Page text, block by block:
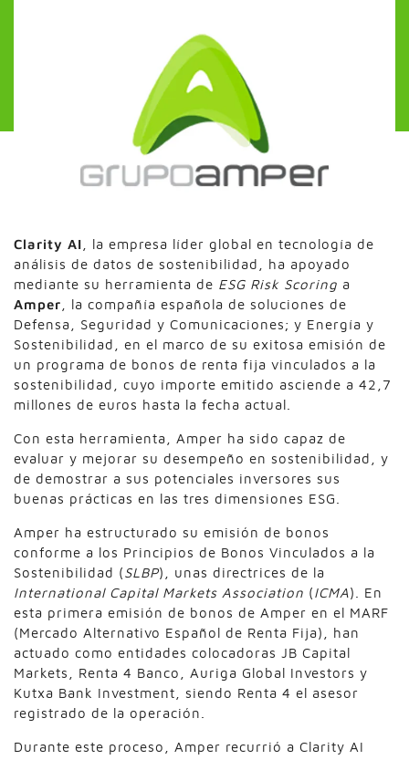
Clarity AI , la empresa líder global en tecnología de
análisis de datos de sostenibilidad, ha apoyado
mediante su herramienta de ESG Risk Scoring a
Amper , la compañía española de soluciones de
Defensa, Seguridad y Comunicaciones; y Energía y
Sostenibilidad, en el marco de su exitosa emisión de
un programa de bonos de renta fija vinculados a la
sostenibilidad, cuyo importe emitido asciende a 42,7
millones de euros hasta la fecha actual.
Con esta herramienta, Amper ha sido capaz de
evaluar y mejorar su desempeño en sostenibilidad, y
de demostrar a sus potenciales inversores sus
buenas prácticas en las tres dimensiones ESG.
Amper ha estructurado su emisión de bonos
conforme a los Principios de Bonos Vinculados a la
Sostenibilidad (SLBP), unas directrices de la
International Capital Markets Association (ICMA). En
esta primera emisión de bonos de Amper en el MARF
(Mercado Alternativo Español de Renta Fija), han
actuado como entidades colocadoras JB Capital
Markets, Renta 4 Banco, Auriga Global Investors y
Kutxa Bank Investment, siendo Renta 4 el asesor
registrado de la operación.
Durante este proceso, Amper recurrió a Clarity AI